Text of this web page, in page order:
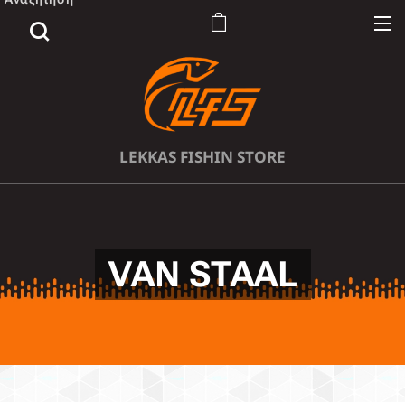
LEKKAS FISHIN STORE
VAN STAAL